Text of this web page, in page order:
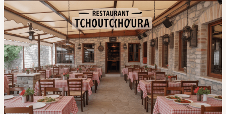
:
conversion
et
méthode
de
calcul